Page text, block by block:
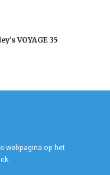
VOYAGE 35
webpagina op het